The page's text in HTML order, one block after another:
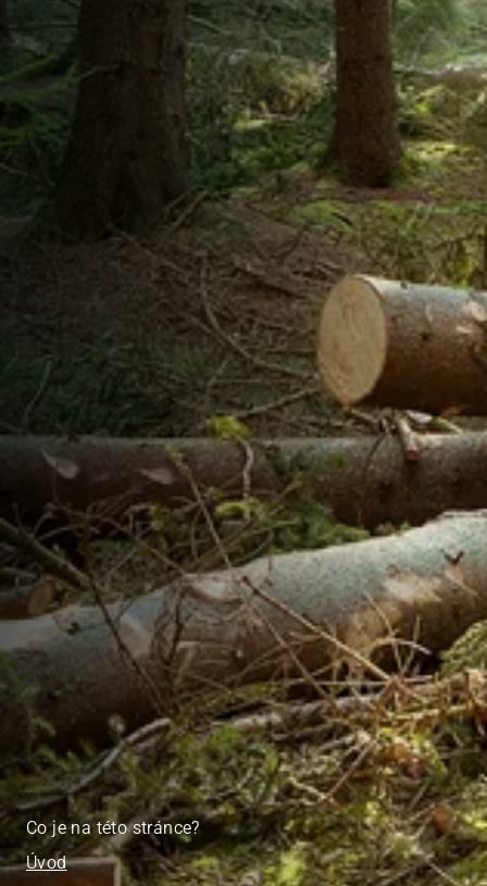
Co je na této stránce?
Úvod